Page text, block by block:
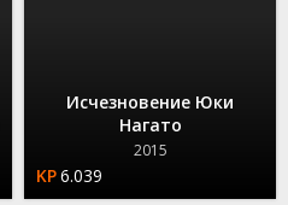
Исчезновение Юки
Нагато
2015
6.039